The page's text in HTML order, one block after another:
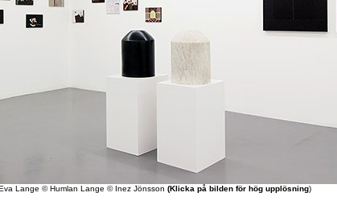
Lange © Humlan Lange © Inez Jönsson (Klicka på bilden för hög upplösning)